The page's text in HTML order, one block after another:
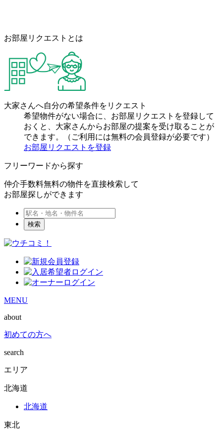
お部屋リクエストとは
大家さんへ自分の希望条件をリクエスト
希望物件がない場合に、お部屋リクエストを登録して
おくと、大家さんからお部屋の提案を受け取ることが
できます。（ご利用には無料の会員登録が必要です）
お部屋リクエストを登録
フリーワードから探す
仲介手数料無料の物件を直接検索して
お部屋探しができます
検索
MENU
about
初めての方へ
search
エリア
北海道
北海道
東北